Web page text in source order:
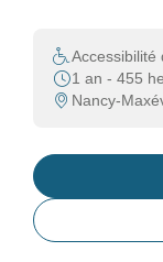
Accessibilité
1 an - 455
Nancy-